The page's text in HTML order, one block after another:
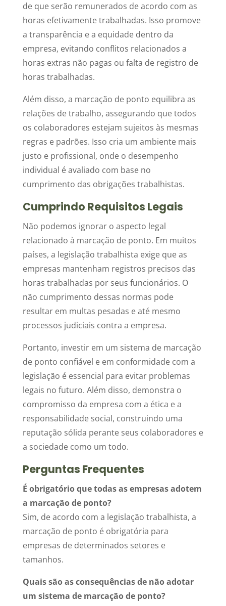
de que serão remunerados de acordo com as
horas efetivamente trabalhadas. Isso promove
a transparência e a equidade dentro da
empresa, evitando conflitos relacionados a
horas extras não pagas ou falta de registro de
horas trabalhadas.
Além disso, a marcação de ponto equilibra as
relações de trabalho, assegurando que todos
os colaboradores estejam sujeitos às mesmas
regras e padrões. Isso cria um ambiente mais
justo e profissional, onde o desempenho
individual é avaliado com base no
cumprimento das obrigações trabalhistas.
Cumprindo Requisitos Legais
Não podemos ignorar o aspecto legal
relacionado à marcação de ponto. Em muitos
países, a legislação trabalhista exige que as
empresas mantenham registros precisos das
horas trabalhadas por seus funcionários. O
não cumprimento dessas normas pode
resultar em multas pesadas e até mesmo
processos judiciais contra a empresa.
Portanto, investir em um sistema de marcação
de ponto confiável e em conformidade com a
legislação é essencial para evitar problemas
legais no futuro. Além disso, demonstra o
compromisso da empresa com a ética e a
responsabilidade social, construindo uma
reputação sólida perante seus colaboradores e
a sociedade como um todo.
Perguntas Frequentes
É obrigatório que todas as empresas adotem
a marcação de ponto?
Sim, de acordo com a legislação trabalhista, a
marcação de ponto é obrigatória para
empresas de determinados setores e
tamanhos.
Quais são as consequências de não adotar
um sistema de marcação de ponto?